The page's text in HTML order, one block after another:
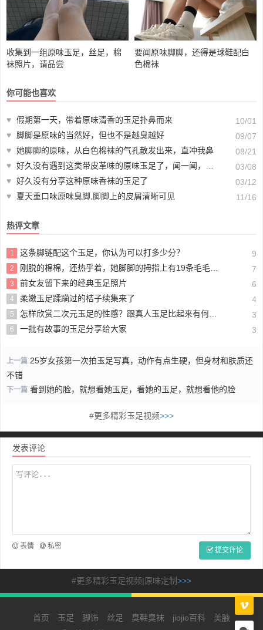
收集到一组原味玉足，丝足，棉
袜照片，请品尝
要闻原味脚脚，还得是球鞋配白
色棉袜
你可能也喜欢
♥ 假期第一天，带着原味清香的玉足扑鼻而来
10/01
♥
脚脚是原味的当然好，但也不是越臭越好
09/07
♥ 她脚脚的原味，从白色棉袜的气孔散发出来，直冲我鼻
08/21
♥ 好久没有遇到这类带皮革味的原味玉足了，闻一闻，精神抖擞【39P】
03/08
♥ 好久没有分享这种原味香袜的玉足了
03/12
♥
夏天重口味原味臭脚,脚脚上的皮屑清晰可见 11/16
热评文章
1 这条脚链配这个玉足，你认为可以打多少分？ 9
2 刚脱的棉棉，还热乎着，她脚脚的拇指上有19条毛毛，不信你数数 7
3 前女友留下来的经典玉足照片 6
4 柔嫩玉足蹂躏过的桔子续集来了 4
5 怎样欣赏二次元玉足的性感？跟真人玉足比起来有何不同？ 3
6 一批有故事的玉足分享给大家 3
上一篇 25岁女孩第一次拍玉足写真，动作有点生硬，但身材和肤质还
不错
下一篇 看到她的脸，就想看她玉足，看她的玉足，就想看他的脸
#更多精彩玉足视频>>>
发表评论
表情 私密 提交评论
#更多精彩玉足视频|原味定制>>>
首页 玉足 脚饰 丝足 臭鞋臭袜 jiojio百科 美腋